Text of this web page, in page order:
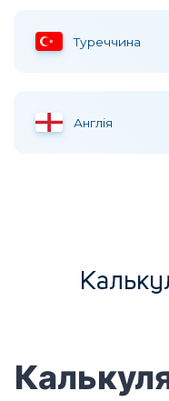
Туреччина
Англія